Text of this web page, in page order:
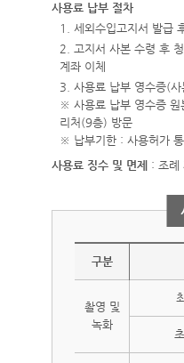
사용료 납부 절차
1. 세외수입고지서 발급
2. 고지서 사본 수령 후
계좌 이체
3. 사용료 납부 영수증(
※ 사용료 납부 영수증 원
리처(9층) 방문
※ 납부기한 : 사용허가
사용료 징수 및 면제 : 조례
구분
촬영 및
녹화